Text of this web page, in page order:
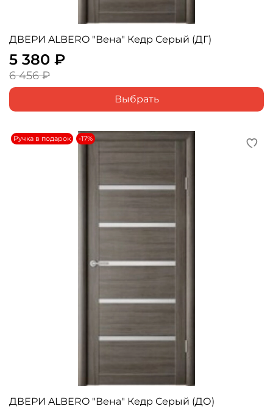
ДВЕРИ ALBERO "Вена" Кедр Серый (ДГ)
5 380 ₽
6 456 ₽
Выбрать
Ручка в подарок -17%
ДВЕРИ ALBERO "Вена" Кедр Серый (ДО)